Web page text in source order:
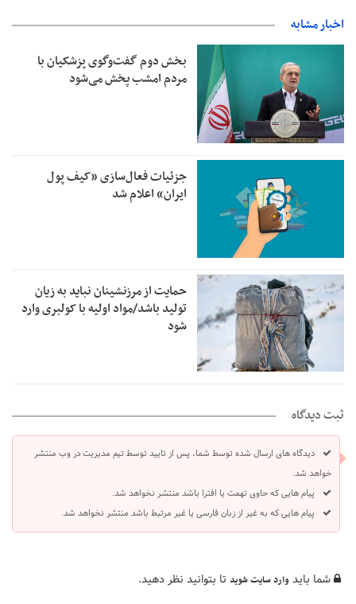
اخبار مشابه
بخش دوم گفت‌وگوی پزشکیان با
مردم امشب پخش می‌شود
جزئیات فعال‌سازی «کیف پول
ایران» اعلام شد
حمایت از مرزنشینان نباید به زیان
تولید باشد/مواد اولیه با کولبری وارد
شود
ثبت دیدگاه
دیدگاه های ارسال شده توسط شما، پس از تایید توسط تیم مدیریت در وب منتشر
خواهد شد.
پیام هایی که حاوی تهمت یا افترا باشد منتشر نخواهد شد.
پیام هایی که به غیر از زبان فارسی یا غیر مرتبط باشد منتشر نخواهد شد.
شما باید وارد سایت شوید تا بتوانید نظر دهید.